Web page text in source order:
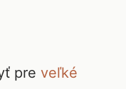
pre veľké